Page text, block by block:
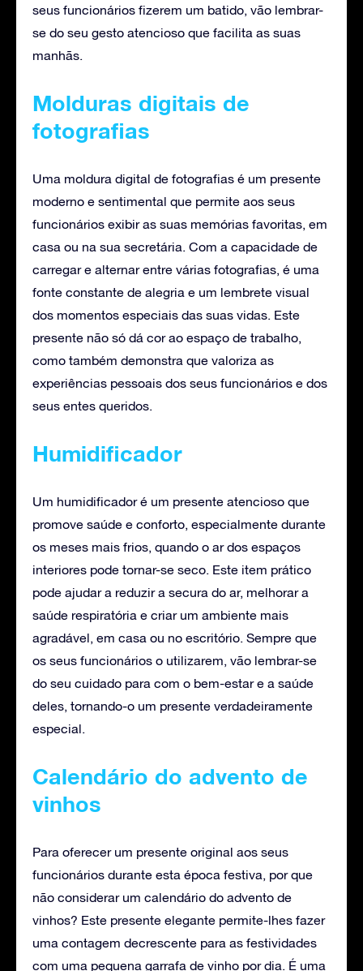
seus funcionários fizerem um batido, vão lembrar-
se do seu gesto atencioso que facilita as suas
manhãs.
Molduras digitais de
fotografias
Uma moldura digital de fotografias é um presente
moderno e sentimental que permite aos seus
funcionários exibir as suas memórias favoritas, em
casa ou na sua secretária. Com a capacidade de
carregar e alternar entre várias fotografias, é uma
fonte constante de alegria e um lembrete visual
dos momentos especiais das suas vidas. Este
presente não só dá cor ao espaço de trabalho,
como também demonstra que valoriza as
experiências pessoais dos seus funcionários e dos
seus entes queridos.
Humidificador
Um humidificador é um presente atencioso que
promove saúde e conforto, especialmente durante
os meses mais frios, quando o ar dos espaços
interiores pode tornar-se seco. Este item prático
pode ajudar a reduzir a secura do ar, melhorar a
saúde respiratória e criar um ambiente mais
agradável, em casa ou no escritório. Sempre que
os seus funcionários o utilizarem, vão lembrar-se
do seu cuidado para com o bem-estar e a saúde
deles, tornando-o um presente verdadeiramente
especial.
Calendário do advento de
vinhos
Para oferecer um presente original aos seus
funcionários durante esta época festiva, por que
não considerar um calendário do advento de
vinhos? Este presente elegante permite-lhes fazer
uma contagem decrescente para as festividades
com uma pequena garrafa de vinho por dia. É uma